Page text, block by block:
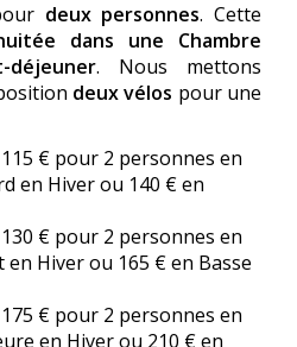
deux personnes. Cette
dans une Chambre
. Nous mettons
deux vélos pour une
€ pour 2 personnes en
en Hiver ou 140 € en
€ pour 2 personnes en
Hiver ou 165 € en Basse
€ pour 2 personnes en
en Hiver ou 210 € en